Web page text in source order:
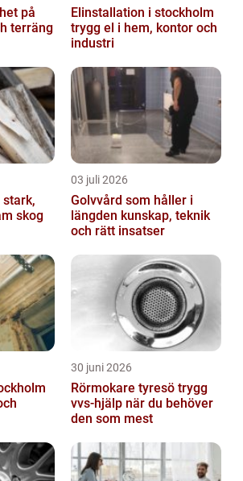
terräng
Elinstallation i stockholm
trygg el i hem, kontor och
industri
skog
03 juli 2026
Golvvård som håller i
längden kunskap, teknik
och rätt insatser
30 juni 2026
Rörmokare tyresö trygg
vvs-hjälp när du behöver
den som mest